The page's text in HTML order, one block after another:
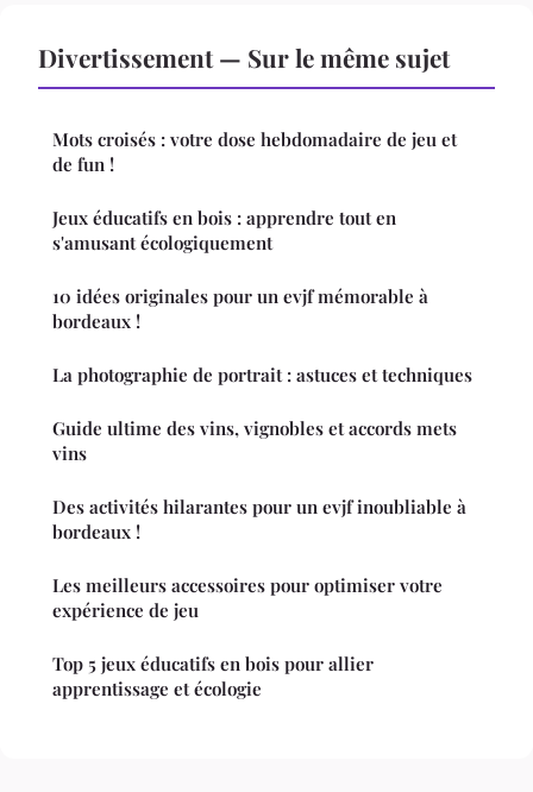
Divertissement — Sur le même sujet
Mots croisés : votre dose hebdomadaire de jeu et
de fun !
Jeux éducatifs en bois : apprendre tout en
s'amusant écologiquement
10 idées originales pour un evjf mémorable à
bordeaux !
La photographie de portrait : astuces et techniques
Guide ultime des vins, vignobles et accords mets
vins
Des activités hilarantes pour un evjf inoubliable à
bordeaux !
Les meilleurs accessoires pour optimiser votre
expérience de jeu
Top 5 jeux éducatifs en bois pour allier
apprentissage et écologie